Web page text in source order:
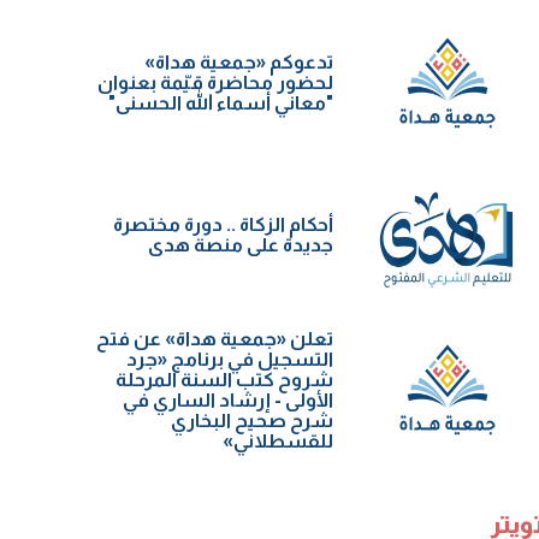
تدعوكم «جمعية هداة»
لحضور محاضرة قيّمة بعنوان
"معاني أسماء الله الحسنى"
أحكام الزكاة .. دورة مختصرة
جديدة على منصة هدى
تعلن «جمعية هداة» عن فتح
التسجيل في برنامج «جرد
شروح كتب السنة️ المرحلة
الأولى - إرشاد الساري في
شرح صحيح البخاري
للقسطلاني»